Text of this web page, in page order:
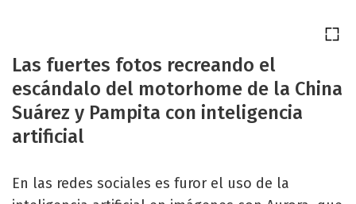
Las fuertes fotos recreando el
escándalo del motorhome de la China
Suárez y Pampita con inteligencia
artificial
En las redes sociales es furor el uso de la